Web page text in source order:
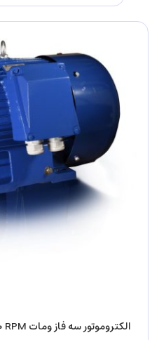
الکتروموتور سه فاز ومات VTB ۱۱KW ۹۰۰ RPM